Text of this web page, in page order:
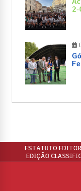
2-
ESTATUTO
EDIÇÃO